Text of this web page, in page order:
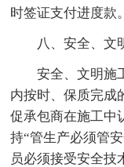
时签证支付进度款。
八、安全、文
安全、文明施
内按时、保质完成
促承包商在施工中
持“管生产必须管
员必须接受安全技